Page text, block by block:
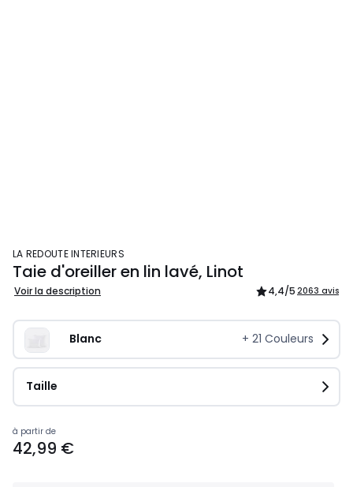
LA REDOUTE INTERIEURS
Taie d'oreiller en lin lavé, Linot
Voir la description 4,4/5 2063 avis
Blanc + 21 Couleurs
Taille
à partir de
42,99 €